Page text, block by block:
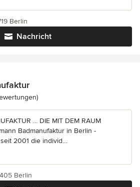
Nachricht
Berlin
5 von 5 Sternen
... DIE MIT DEM RAUM
Badmanufaktur in Berlin -
2001 die individ...
Berlin